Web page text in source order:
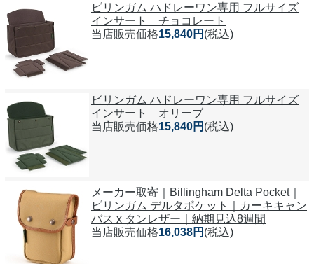
ビリンガム ハドレーワン専用 フルサイズ
インサート チョコレート
当店販売価格15,840円 (税込)
ビリンガム ハドレーワン専用 フルサイズ
インサート オリーブ
当店販売価格15,840円 (税込)
メーカー取寄｜Billingham Delta Pocket｜
ビリンガム デルタポケット｜カーキキャン
バス x タンレザー｜納期見込8週間
当店販売価格16,038円 (税込)